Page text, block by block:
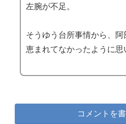
左腕が不足。
そうゆう台所事情から、阿
恵まれてなかったように思
コメントを